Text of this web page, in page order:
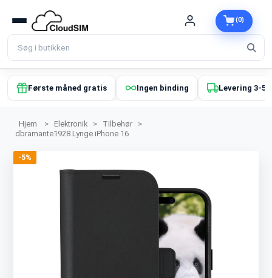
(0)
Første måned gratis Ingen binding Levering 3-5
Hjem > Elektronik > Tilbehør
>
dbramante1928 Lynge iPhone 16
-5%